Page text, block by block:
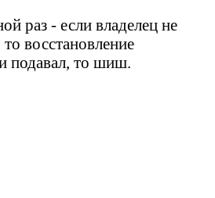
раз - если владелец не
восстановление
подавал, то шиш.